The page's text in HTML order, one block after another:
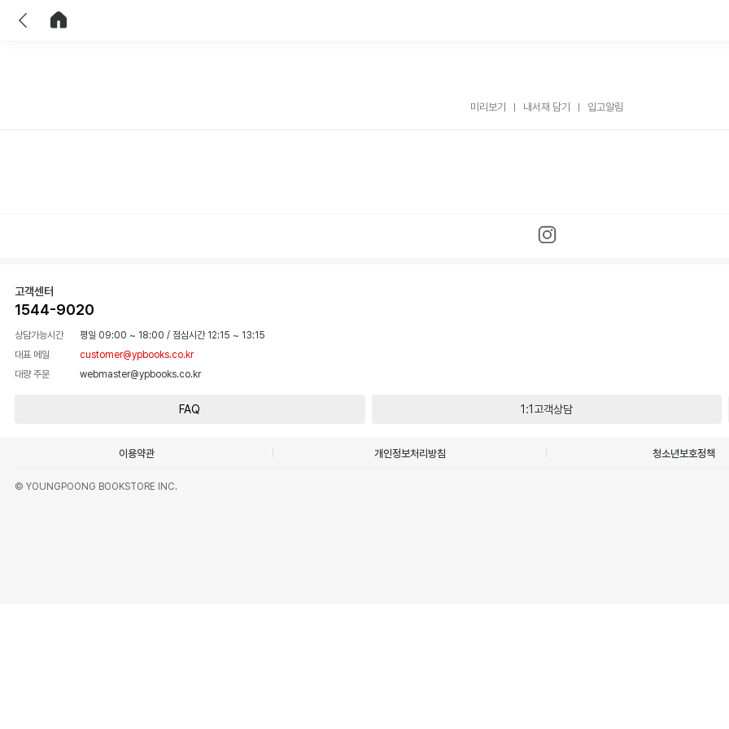
미리보기 내서재 담기 입고알림
고객센터
1544-9020
상담가능시간 평일 09:00 ~ 18:00 / 점심시간 12:15 ~ 13:15
대표 메일
customer@ypbooks.co.kr
대량 주문
webmaster@ypbooks.co.kr
FAQ 1:1고객상담
이용약관 개인정보처리방침 청소년보호정책
© YOUNGPOONG BOOKSTORE INC.